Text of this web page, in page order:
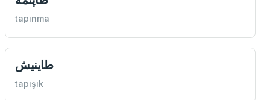
tapınma
طاينيش
tapışık